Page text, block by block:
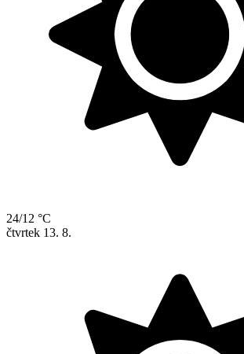
24/12 °C
čtvrtek 13. 8.